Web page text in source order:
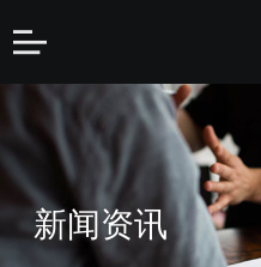
新闻资讯